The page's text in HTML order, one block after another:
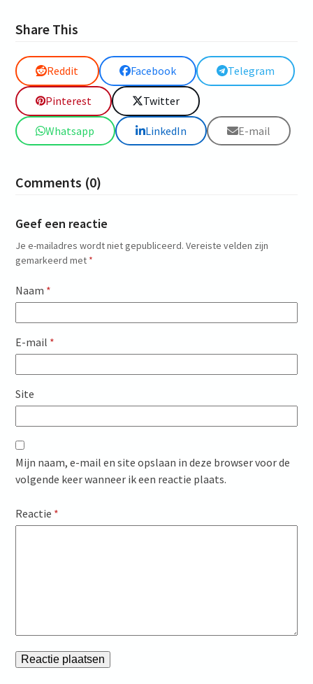
Share This
Reddit Facebook Telegram
Pinterest Twitter
Whatsapp LinkedIn E-mail
Comments (0)
Geef een reactie
Je e-mailadres wordt niet gepubliceerd. Vereiste velden zijn
gemarkeerd met *
Naam *
E-mail *
Site
Mijn naam, e-mail en site opslaan in deze browser voor de
volgende keer wanneer ik een reactie plaats.
Reactie *